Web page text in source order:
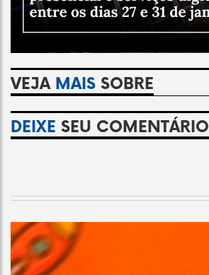
VEJA MAIS SOBRE
DEIXE SEU COMENTÁRIO